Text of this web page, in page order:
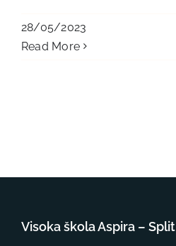
28/05/2023
Read More
Visoka škola Aspira – Split